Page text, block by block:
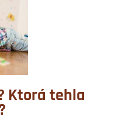
Ktorá tehla